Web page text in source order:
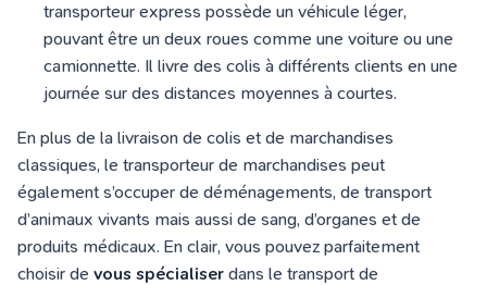
transporteur express possède un véhicule léger,
pouvant être un deux roues comme une voiture ou une
camionnette. Il livre des colis à différents clients en une
journée sur des distances moyennes à courtes.
En plus de la livraison de colis et de marchandises
classiques, le transporteur de marchandises peut
également s’occuper de déménagements, de transport
d’animaux vivants mais aussi de sang, d’organes et de
produits médicaux. En clair, vous pouvez parfaitement
choisir de vous spécialiser dans le transport de